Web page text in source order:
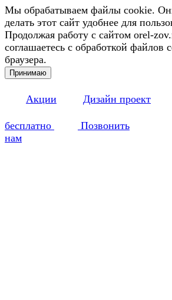
Мы обрабатываем файлы cookie.
делать этот сайт удобнее для
Продолжая работу с сайтом orel-
соглашаетесь с обработкой файлов
браузера.
Принимаю
Акции Дизайн проект
бесплатно
Позвонить
нам